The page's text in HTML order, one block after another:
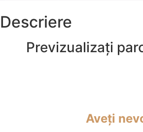
Descriere
Previzualizați
Aveți